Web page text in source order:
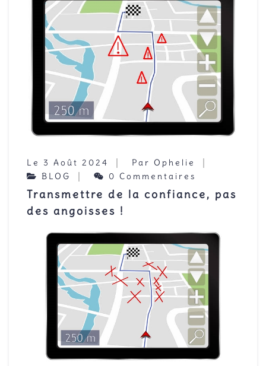
Le 3 Août 2024
Par Ophelie
BLOG
0 Commentaires
Transmettre de la confiance, pas
des angoisses !